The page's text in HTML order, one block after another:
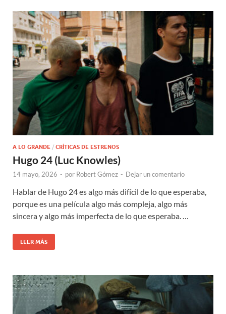
A LO GRANDE / CRÍTICAS DE ESTRENOS
Hugo 24 (Luc Knowles)
14 mayo, 2026 - por Robert Gómez - Dejar un comentario
Hablar de Hugo 24 es algo más difícil de lo que esperaba,
porque es una película algo más compleja, algo más
sincera y algo más imperfecta de lo que esperaba. …
LEER MÁS